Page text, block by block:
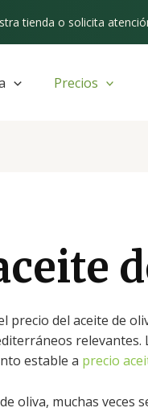
tienda o solicita
Precios
precio del aceite de
estable a precio
oliva, muchas